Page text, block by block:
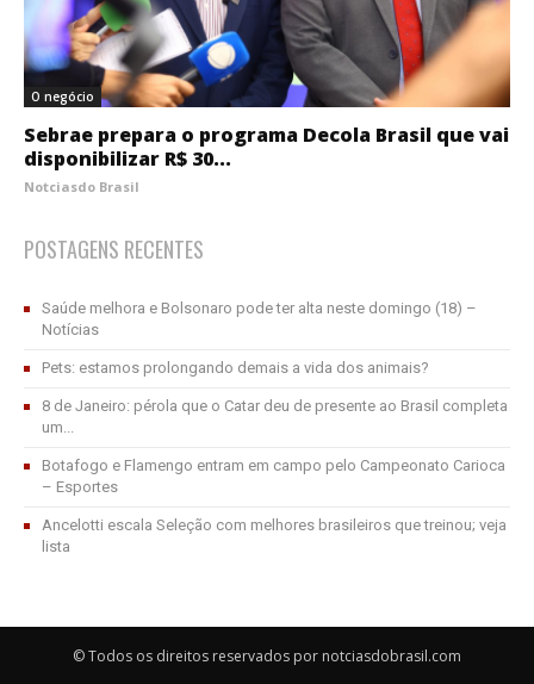
O negócio
Sebrae prepara o programa Decola Brasil que vai
disponibilizar R$ 30...
Notciasdo Brasil
POSTAGENS RECENTES
Saúde melhora e Bolsonaro pode ter alta neste domingo (18) –
Notícias
Pets: estamos prolongando demais a vida dos animais?
8 de Janeiro: pérola que o Catar deu de presente ao Brasil completa
um...
Botafogo e Flamengo entram em campo pelo Campeonato Carioca
– Esportes
Ancelotti escala Seleção com melhores brasileiros que treinou; veja
lista
© Todos os direitos reservados por notciasdobrasil.com